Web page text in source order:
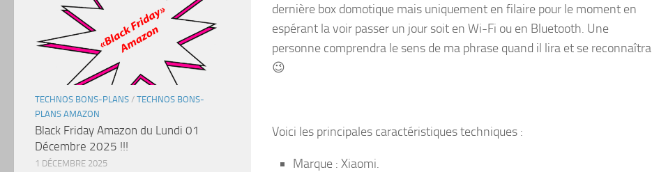
dernière box domotique mais uniquement en filaire pour le moment en
espérant la voir passer un jour soit en Wi-Fi ou en Bluetooth. Une
personne comprendra le sens de ma phrase quand il lira et se reconnaîtra
😉
Voici les principales caractéristiques techniques :
Marque : Xiaomi.
TECHNOS BONS-PLANS / TECHNOS BONS-
PLANS AMAZON
Black Friday Amazon du Lundi 01
Décembre 2025 !!!
1 DÉCEMBRE 2025